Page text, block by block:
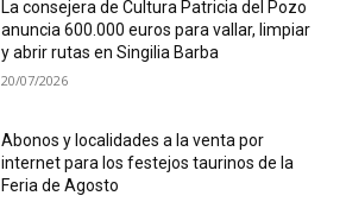
La consejera de Cultura Patricia del Pozo
anuncia 600.000 euros para vallar, limpiar
y abrir rutas en Singilia Barba
20/07/2026
Abonos y localidades a la venta por
internet para los festejos taurinos de la
Feria de Agosto